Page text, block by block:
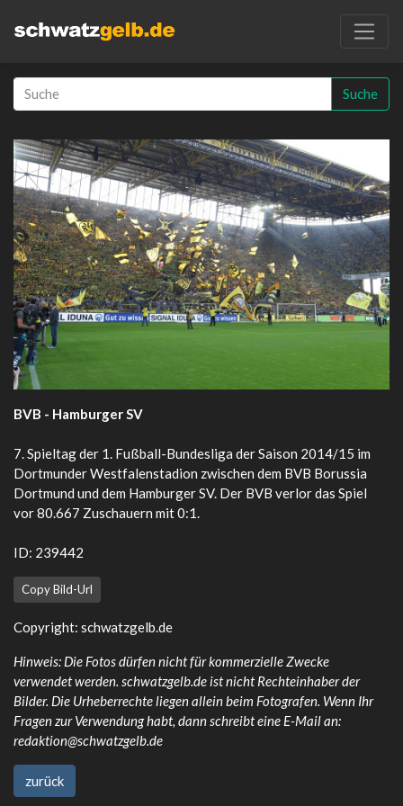
Suche
BVB - Hamburger SV
7. Spieltag der 1. Fußball-Bundesliga der Saison 2014/15 im
Dortmunder Westfalenstadion zwischen dem BVB Borussia
Dortmund und dem Hamburger SV. Der BVB verlor das Spiel
vor 80.667 Zuschauern mit 0:1.
ID: 239442
Copy Bild-Url
Copyright: schwatzgelb.de
Hinweis: Die Fotos dürfen nicht für kommerzielle Zwecke
verwendet werden. schwatzgelb.de ist nicht Rechteinhaber der
Bilder. Die Urheberrechte liegen allein beim Fotografen. Wenn Ihr
Fragen zur Verwendung habt, dann schreibt eine E-Mail an:
redaktion@schwatzgelb.de
zurück